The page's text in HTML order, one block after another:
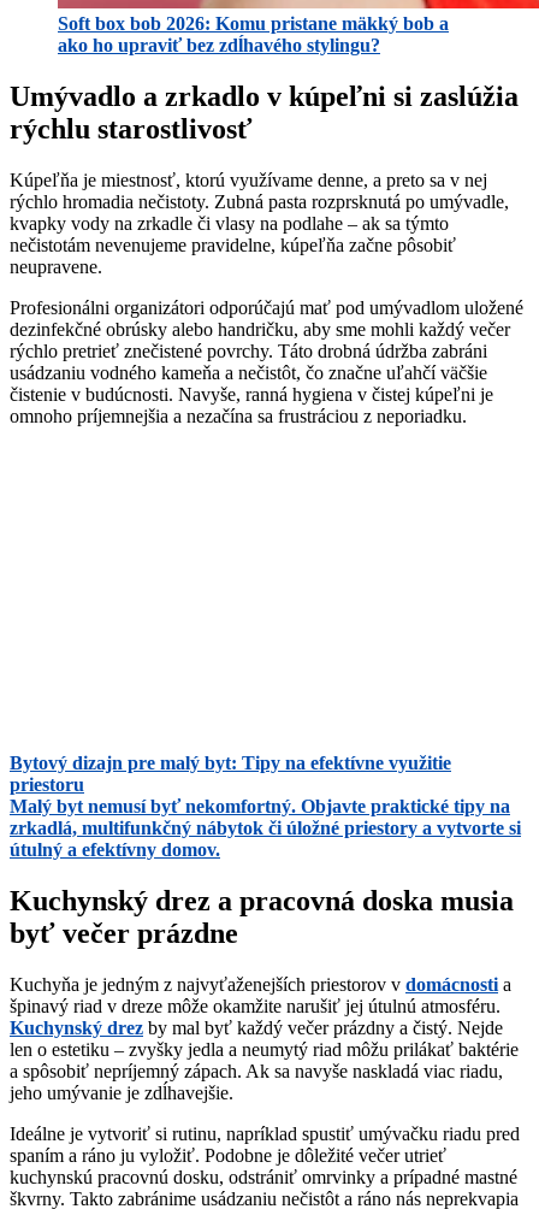
Soft box bob 2026: Komu pristane mäkký bob a
ako ho upraviť bez zdĺhavého stylingu?
Umývadlo a zrkadlo v kúpeľni si zaslúžia
rýchlu starostlivosť
Kúpeľňa je miestnosť, ktorú využívame denne, a preto sa v nej
rýchlo hromadia nečistoty. Zubná pasta rozprsknutá po umývadle,
kvapky vody na zrkadle či vlasy na podlahe – ak sa týmto
nečistotám nevenujeme pravidelne, kúpeľňa začne pôsobiť
neupravene.
Profesionálni organizátori odporúčajú mať pod umývadlom uložené
dezinfekčné obrúsky alebo handričku, aby sme mohli každý večer
rýchlo pretrieť znečistené povrchy. Táto drobná údržba zabráni
usádzaniu vodného kameňa a nečistôt, čo značne uľahčí väčšie
čistenie v budúcnosti. Navyše, ranná hygiena v čistej kúpeľni je
omnoho príjemnejšia a nezačína sa frustráciou z neporiadku.
Bytový dizajn pre malý byt: Tipy na efektívne využitie
priestoru
Malý byt nemusí byť nekomfortný. Objavte praktické tipy na
zrkadlá, multifunkčný nábytok či úložné priestory a vytvorte si
útulný a efektívny domov.
Kuchynský drez a pracovná doska musia
byť večer prázdne
Kuchyňa je jedným z najvyťaženejších priestorov v domácnosti a
špinavý riad v dreze môže okamžite narušiť jej útulnú atmosféru.
Kuchynský drez by mal byť každý večer prázdny a čistý. Nejde
len o estetiku – zvyšky jedla a neumytý riad môžu prilákať baktérie
a spôsobiť nepríjemný zápach. Ak sa navyše naskladá viac riadu,
jeho umývanie je zdĺhavejšie.
Ideálne je vytvoriť si rutinu, napríklad spustiť umývačku riadu pred
spaním a ráno ju vyložiť. Podobne je dôležité večer utrieť
kuchynskú pracovnú dosku, odstrániť omrvinky a prípadné mastné
škvrny. Takto zabránime usádzaniu nečistôt a ráno nás neprekvapia